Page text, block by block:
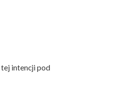
tej intencji pod